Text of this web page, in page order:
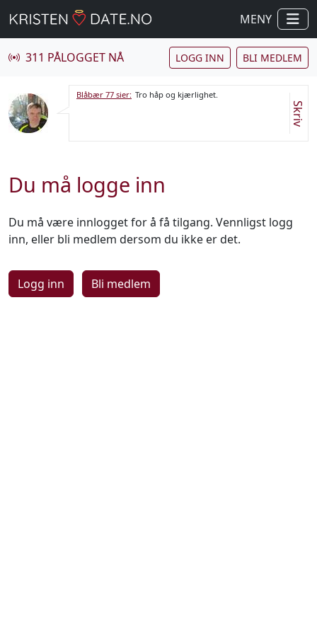
MENY
311 PÅLOGGET NÅ LOGG INN BLI MEDLEM
Blåbær 77 sier: Tro håp og kjærlighet.
Skriv
Du må logge inn
Du må være innlogget for å få tilgang. Vennligst logg
inn, eller bli medlem dersom du ikke er det.
Logg inn